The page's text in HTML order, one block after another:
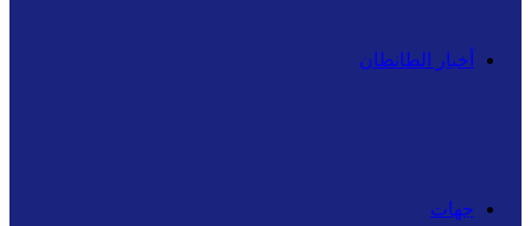
أخبار الطانطان
جهات